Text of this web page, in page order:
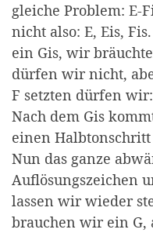
gleiche Problem: E-
nicht also: E, Eis,
ein Gis, wir
dürfen wir nicht,
F setzten dürfen wir:
Nach dem Gis
einen
Nun das ganze
Auflösungszeichen
lassen wir wieder
brauchen wir ein G,